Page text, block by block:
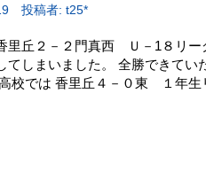
投稿者: t25*
里丘２－２門真西 Ｕ－1８リ
てしまいました。 全勝できて
校では 香里丘４－０東 １年生